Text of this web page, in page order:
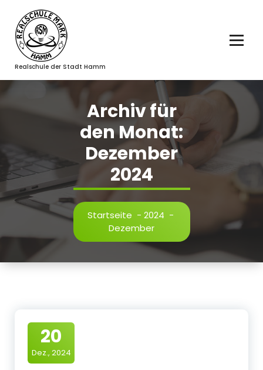
Inhalt
springen
Realschule der Stadt Hamm
Archiv für
den Monat:
Dezember
2024
Startseite - 2024 -
Dezember
20
Dez., 2024